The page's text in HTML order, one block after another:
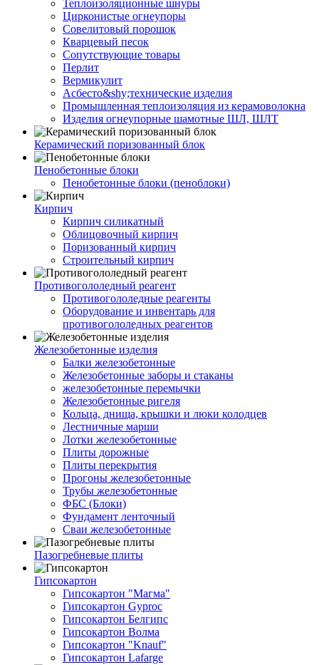
Теплоизоляционные шнуры
Цирконистые огнеупоры
Совелитовый порошок
Кварцевый песок
Сопутствующие товары
Перлит
Вермикулит
Асбесто&shy;технические изделия
Промышленная теплоизоляция из керамоволокна
Изделия огнеупорные шамотные ШЛ, ШЛТ
Керамический поризованный блок
Пенобетонные блоки
Пенобетонные блоки (пеноблоки)
Кирпич
Кирпич силикатный
Облицовочный кирпич
Поризованный кирпич
Строительный кирпич
Противогололедный реагент
Противогололедные реагенты
Оборудование и инвентарь для
противогололедных реагентов
Железобетонные изделия
Балки железобетонные
Железобетонные заборы и стаканы
железобетонные перемычки
Железобетонные ригеля
Кольца, днища, крышки и люки колодцев
Лестничные марши
Лотки железобетонные
Плиты дорожные
Плиты перекрытия
Прогоны железобетонные
Трубы железобетонные
ФБС (Блоки)
Фундамент ленточный
Сваи железобетонные
Пазогребневые плиты
Гипсокартон
Гипсокартон "Магма"
Гипсокартон Gyproc
Гипсокартон Белгипс
Гипсокартон Волма
Гипсокартон "Knauf"
Гипсокартон Lafarge